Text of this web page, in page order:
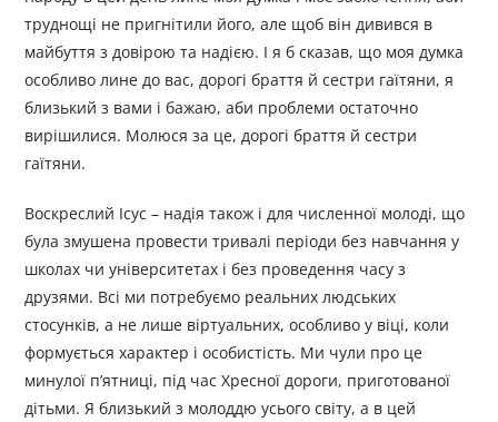
труднощі не пригнітили його, але щоб він дивився в
майбуття з довірою та надією. І я б сказав, що моя думка
особливо лине до вас, дорогі браття й сестри гаїтяни, я
близький з вами і бажаю, аби проблеми остаточно
вирішилися. Молюся за це, дорогі браття й сестри
гаїтяни.
Воскреслий Ісус – надія також і для численної молоді, що
була змушена провести тривалі періоди без навчання у
школах чи університетах і без проведення часу з
друзями. Всі ми потребуємо реальних людських
стосунків, а не лише віртуальних, особливо у віці, коли
формується характер і особистість. Ми чули про це
минулої п’ятниці, під час Хресної дороги, приготованої
дітьми. Я близький з молоддю усього світу, а в цей